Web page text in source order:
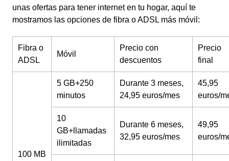
unas ofertas para tener internet en tu hogar, aquí te
mostramos las opciones de fibra o ADSL más móvil:
Fibra o
ADSL
Móvil
Precio con
descuentos
Precio
final
100 MB
5 GB+250
minutos
Durante 3 meses,
24,95 euros/mes
45,95
euros/
10
GB+llamadas
ilimitadas
Durante 6 meses,
32,95 euros/mes
49,95
euros/